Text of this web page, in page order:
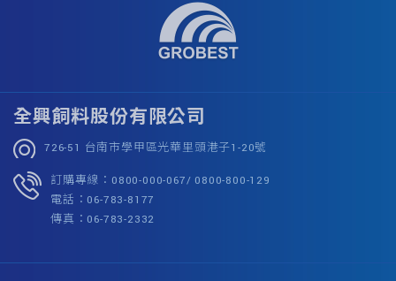
全興飼料股份有限公司
726-51 台南市學甲區光華里頭港子1-20號
訂購專線：0800-000-067/ 0800-800-129
電話：06-783-8177
傳真：06-783-2332